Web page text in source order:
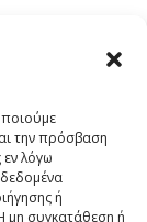
την πρόσβαση
λόγω
ή
μη συγκατάθεση ή